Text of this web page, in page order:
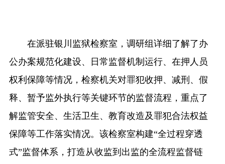
在派驻银川监狱检察室，调研组详细了解了办
公办案规范化建设、日常监督机制运行、在押人员
权利保障等情况，检察机关对罪犯收押、减刑、假
释、暂予监外执行等关键环节的监督流程，重点了
解监管安全、生活卫生、教育改造及罪犯合法权益
保障等工作落实情况。该检察室构建“全过程穿透
式”监督体系，打造从收监到出监的全流程监督链